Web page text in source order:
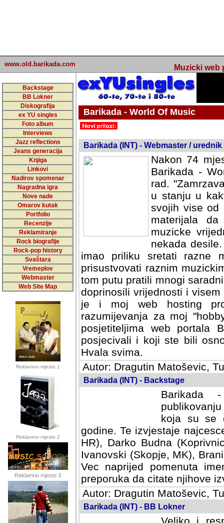
www.old.barikada.com Muzicki web
Backstage
BB Lokner
Diskografija
ex YU singles
Foto album
Interviews
Jazz reflections
Jeans generacija
Knjiga
Linkovi
Nadirov spomenar
Nagradna igra
Nove nade
Omarov kutak
Portfolio
Recenzije
Reklamiranje
Rock biografije
Rock-pop history
Svaštara
Vremeplov
Webmaster
Web Site Map
Reklamno mjesto 1
Reklamno mjesto 2
Reklamno mjesto 3
Barikada - World Of Music
Barikada (INT) - Webmaster / urednik
Nakon 74
Barikada -
rad.
u stanju u
svojih vise od
materijala
muzicke
nekada
imao priliku sretati razne
prisustvovati raznim
tom putu pratili mnogi
doprinosili vrijednosti i
je i moj web hosting
razumijevanja za moj
posjetiteljima web portala
posjecivali i koji ste bili
Hvala svima.
Autor: Dragutin Matoševic,
Barikada (INT) - Backstage
Barikada
koja su se
godine. Te izvjestaje
HR), Darko Budna
Ivanovski (Skopje, MK),
Vec naprijed pomenuta
preporuka da citate njihove
Autor: Dragutin Matoševic,
Barikada (INT) - BB Lokner